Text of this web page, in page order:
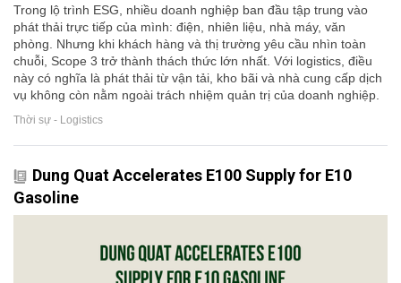
Trong lộ trình ESG, nhiều doanh nghiệp ban đầu tập trung vào
phát thải trực tiếp của mình: điện, nhiên liệu, nhà máy, văn
phòng. Nhưng khi khách hàng và thị trường yêu cầu nhìn toàn
chuỗi, Scope 3 trở thành thách thức lớn nhất. Với logistics, điều
này có nghĩa là phát thải từ vận tải, kho bãi và nhà cung cấp dịch
vụ không còn nằm ngoài trách nhiệm quản trị của doanh nghiệp.
Thời sự - Logistics
Dung Quat Accelerates E100 Supply for E10
Gasoline